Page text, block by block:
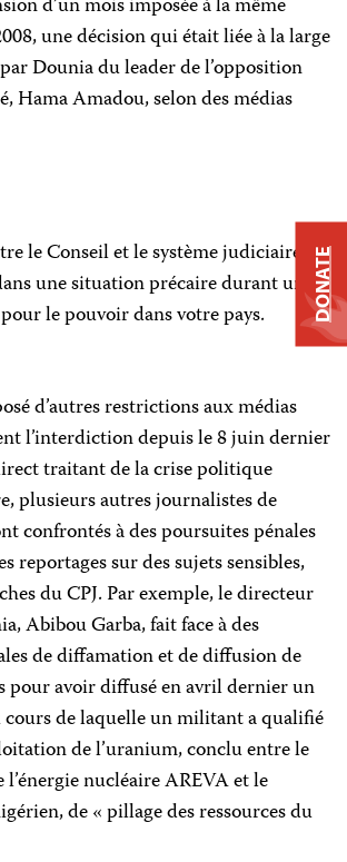
d’un mois imposée à la même
une décision qui était liée à la large
Dounia du leader de l’opposition
Hama Amadou, selon des médias
le Conseil et le système judiciaire
une situation précaire durant une
le pouvoir dans votre pays.
d’autres restrictions aux médias
l’interdiction depuis le 8 juin dernier
traitant de la crise politique
plusieurs autres journalistes de
confrontés à des poursuites pénales
reportages sur des sujets sensibles,
du CPJ. Par exemple, le directeur
Abibou Garba, fait face à des
de diffamation et de diffusion de
pour avoir diffusé en avril dernier un
cours de laquelle un militant a qualifié
de l’uranium, conclu entre le
l’énergie nucléaire AREVA et le
de « pillage des ressources du
DONATE